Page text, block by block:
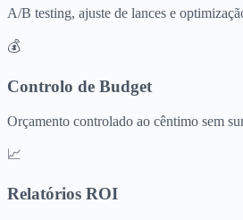
A/B testing, ajuste de lances e
💰
Controlo de Budget
Orçamento controlado ao cêntimo sem
📈
Relatórios ROI